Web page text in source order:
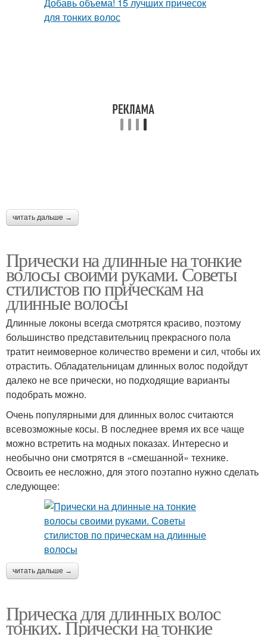
читать дальше →
Прически на длинные на тонкие
волосы своими руками. Советы
стилистов по прическам на
длинные волосы
Длинные локоны всегда смотрятся красиво, поэтому
большинство представительниц прекрасного пола
тратит неимоверное количество времени и сил, чтобы их
отрастить. Обладательницам длинных волос подойдут
далеко не все прически, но подходящие варианты
подобрать можно.
Очень популярными для длинных волос считаются
всевозможные косы. В последнее время их все чаще
можно встретить на модных показах. Интересно и
необычно они смотрятся в «смешанной» технике.
Освоить ее несложно, для этого поэтапно нужно сделать
следующее:
читать дальше →
Прическа для длинных волос
тонких. Прически на тонкие